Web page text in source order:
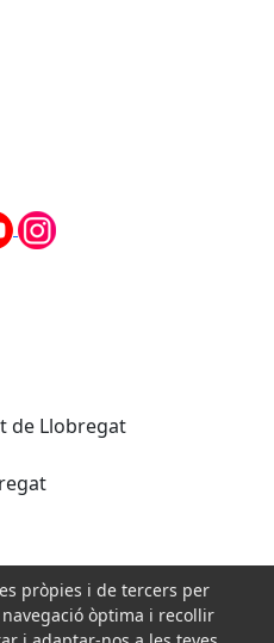
de Llobregat
pròpies i de tercers per
òptima i recollir